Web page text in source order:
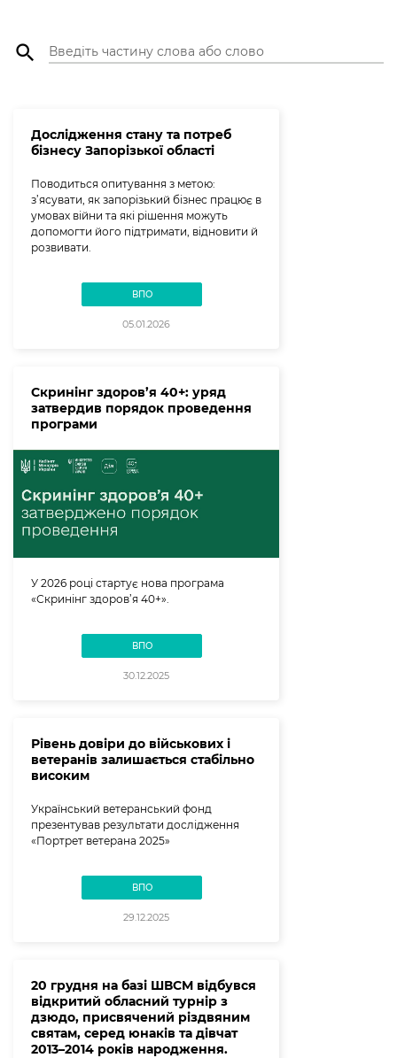
select
a
question
mark
key
get
the
keyboard
shortcuts
for
select
a
question
mark
key
get
the
keyboard
shortcuts
search
Дослідження стану та потреб
бізнесу Запорізької області
Поводиться опитування з метою:
з’ясувати, як запорізький бізнес працює в
умовах війни та які рішення можуть
допомогти його підтримати, відновити й
розвивати.
ВПО
05.01.2026
Скринінг здоров’я 40+: уряд
затвердив порядок проведення
програми
У 2026 році стартує нова програма
«Скринінг здоров’я 40+».
ВПО
30.12.2025
Рівень довіри до військових і
ветеранів залишається стабільно
високим
Український ветеранський фонд
презентував результати дослідження
«Портрет ветерана 2025»
ВПО
29.12.2025
20 грудня на базі ШВСМ відбувся
відкритий обласний турнір з
дзюдо, присвячений різдвяним
святам, серед юнаків та дівчат
2013–2014 років народження.